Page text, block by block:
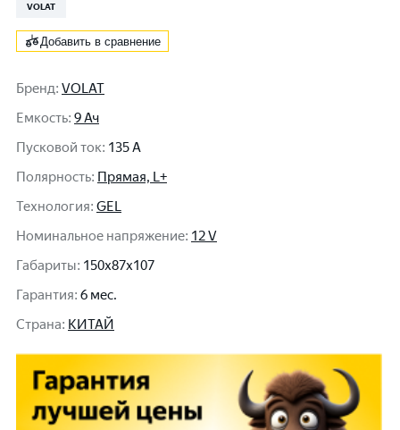
VOLAT
Добавить в сравнение
Бренд: VOLAT
Емкость: 9 Ач
Пусковой ток: 135 A
Полярность: Прямая, L+
Технология: GEL
Номинальное напряжение: 12 V
Габариты: 150x87x107
Гарантия: 6 мес.
Cтрана: КИТАЙ